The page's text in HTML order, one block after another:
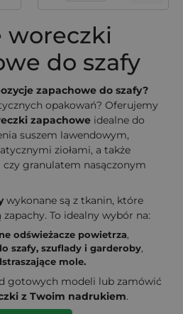
woreczki
do szafy
zapachowe do szafy?
opakowań? Oferujemy
zapachowe idealne do
suszem lawendowym,
ziołami, a także
czy granulatem nasączonym
wykonane są z tkanin, które
To idealny wybór na:
odświeżacze powietrza,
szafy, szuflady i garderoby,
mole.
gotowych modeli lub zamówić
z Twoim nadrukiem.